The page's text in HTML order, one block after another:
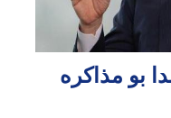
بو مذاکره